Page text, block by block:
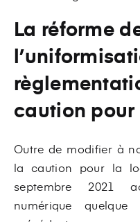
La réforme
caution
Outre de modifier à
la caution pour la
septembre 2021
numérique